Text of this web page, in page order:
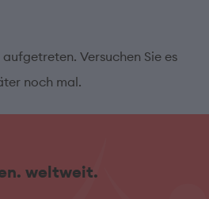
Versuchen Sie es
noch mal.
weltweit.